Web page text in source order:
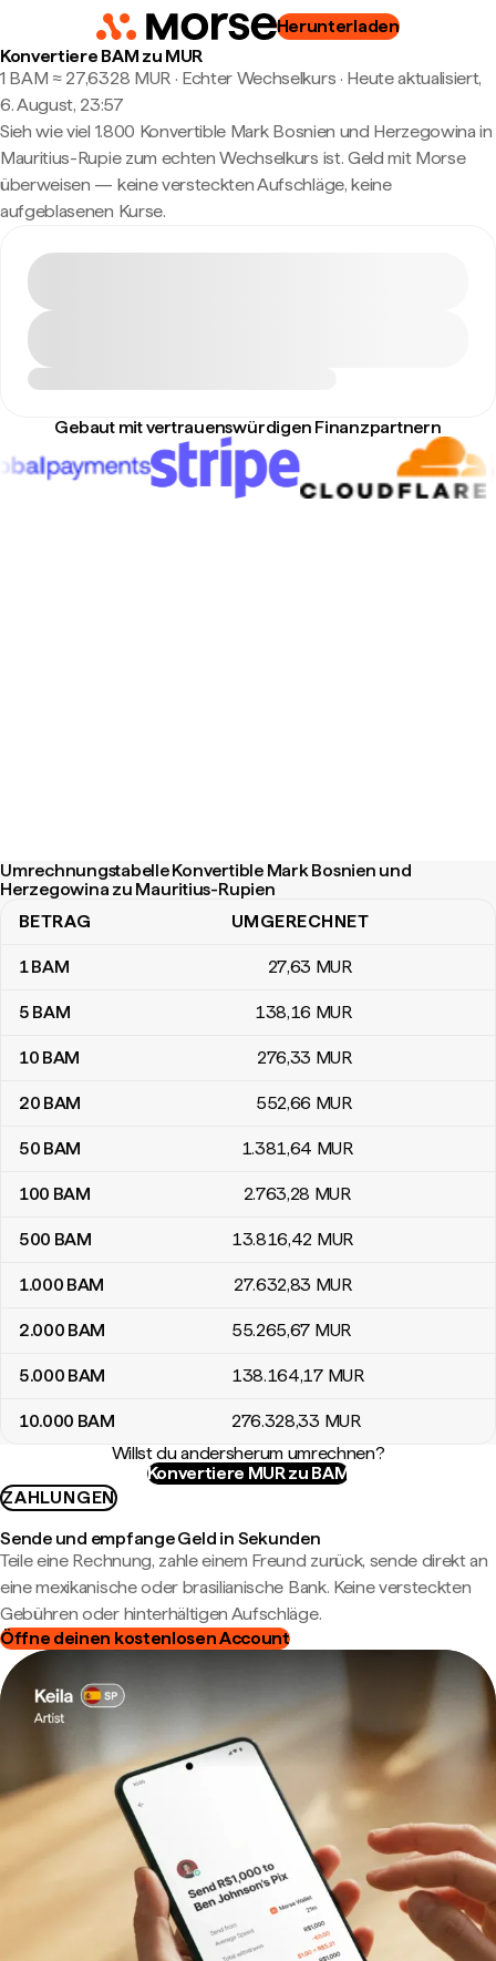
Herunterladen
Konvertiere BAM zu MUR
1 BAM ≈ 27,6328 MUR · Echter Wechselkurs · Heute aktualisiert,
6. August, 23:57
Sieh wie viel 1.800 Konvertible Mark Bosnien und Herzegowina in
Mauritius-Rupie zum echten Wechselkurs ist. Geld mit Morse
überweisen — keine versteckten Aufschläge, keine
aufgeblasenen Kurse.
Gebaut mit vertrauenswürdigen Finanzpartnern
Umrechnungstabelle Konvertible Mark Bosnien und
Herzegowina zu Mauritius-Rupien
Umrechnungstabelle Konvertible Mark Bosnien und
BETRAG UMGERECHNET
1BAM 27,63 MUR
5 BAM 138,16 MUR
10 BAM 276,33 MUR
20 BAM 552,66 MUR
50 BAM 1.381,64 MUR
100 BAM 2.763,28 MUR
500 BAM 13.816,42 MUR
1.000 BAM 27.632,83 MUR
2.000 BAM 55.265,67 MUR
5.000 BAM 138.164,17 MUR
10.000 BAM 276.328,33 MUR
Willst du andersherum umrechnen?
Konvertiere MUR zu BAM
ZAHLUNGEN
Sende und empfange Geld in Sekunden
Teile eine Rechnung, zahle einem Freund zurück, sende direkt an
eine mexikanische oder brasilianische Bank. Keine versteckten
Gebühren oder hinterhältigen Aufschläge.
Öffne deinen kostenlosen Account